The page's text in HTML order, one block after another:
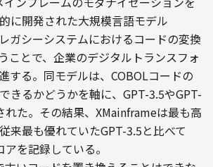
に開発された大規模言語モデル
ガシーシステムにおけるコードの変換
ことで、企業のデジタルトランスフォ
する。同モデルは、COBOLコードの
きるかどうかを軸に、GPT-3.5やGPT-
れた。その結果、XMainframeは最も高
来最も優れていたGPT-3.5と比べて
を記録している。